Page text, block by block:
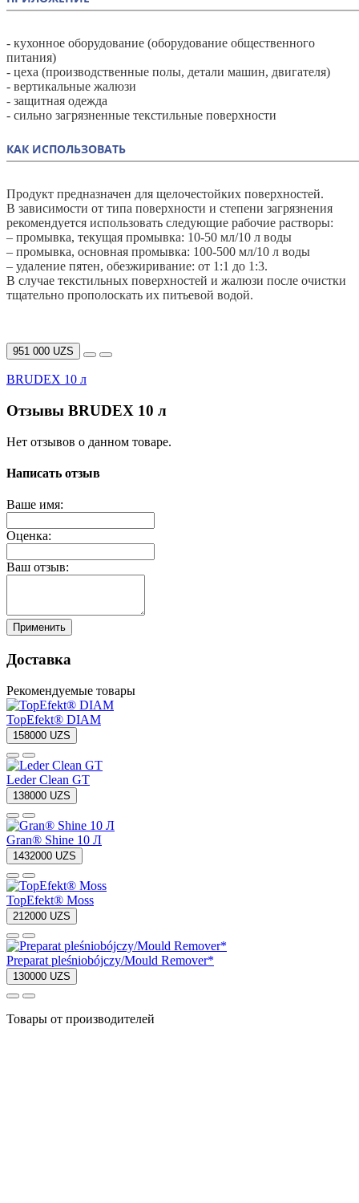
- кухонное оборудование (оборудование общественного
питания)
- цеха (производственные полы, детали машин, двигателя)
- вертикальные жалюзи
- защитная одежда
- сильно загрязненные текстильные поверхности
КАК ИСПОЛЬЗОВАТЬ
Продукт предназначен для щелочестойких поверхностей.
В зависимости от типа поверхности и степени загрязнения
рекомендуется использовать следующие рабочие растворы:
– промывка, текущая промывка: 10-50 мл/10 л воды
– промывка, основная промывка: 100-500 мл/10 л воды
– удаление пятен, обезжиривание: от 1:1 до 1:3.
В случае текстильных поверхностей и жалюзи после очистки
тщательно прополоскать их питьевой водой.
951 000 UZS
BRUDEX 10 л
Отзывы BRUDEX 10 л
Нет отзывов о данном товаре.
Написать отзыв
Ваше имя:
Оценка:
Ваш отзыв:
Применить
Доставка
Рекомендуемые товары
TopEfekt® DIAM
158000 UZS
Leder Clean GT
138000 UZS
Gran® Shine 10 Л
1432000 UZS
TopEfekt® Moss
212000 UZS
Preparat pleśniobójczy/Mould Remover*
130000 UZS
Товары от производителей